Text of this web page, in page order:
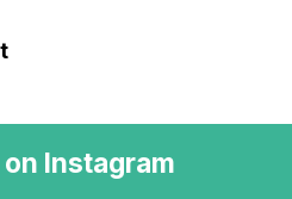
Instagram